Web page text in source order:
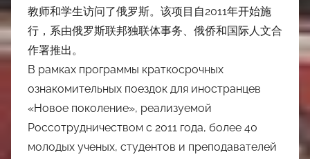
教师和学生访问了俄罗斯。该项目自2011年开始施
行，系由俄罗斯联邦独联体事务、俄侨和国际人文合
作署推出。
В рамках программы краткосрочных
ознакомительных поездок для иностранцев
«Новое поколение», реализуемой
Россотрудничеством с 2011 года, более 40
молодых ученых, студентов и преподавателей